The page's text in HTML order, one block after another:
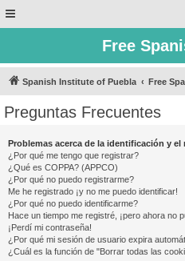
Free
Spanish Institute of Puebla Free
Preguntas Frecuentes
Problemas acerca de la identificación y el
¿Por qué me tengo que registrar?
¿Qué es COPPA? (APPCO)
¿Por qué no puedo registrarme?
Me he registrado ¡y no me puedo identificar!
¿Por qué no puedo identificarme?
Hace un tiempo me registré, ¡pero ahora no
¡Perdí mi contraseña!
¿Por qué mi sesión de usuario expira
¿Cuál es la función de "Borrar todas las